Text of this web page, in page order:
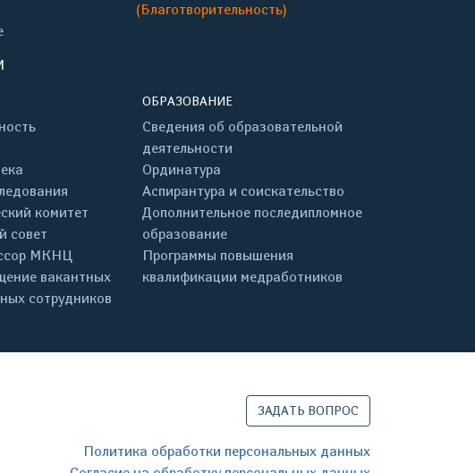
(Благотворительность)
комитет
совет
МКНЦ
вакантных
сотрудников
ОБРАЗОВАНИЕ
Сведения об образовательной
деятельности
Ординатура
Аспирантура и соискательство
Дополнительное последипломное
образование
Программы повышения
квалификации медработников
ЗАДАТЬ ВОПРОС
Политика обработки персональных данных